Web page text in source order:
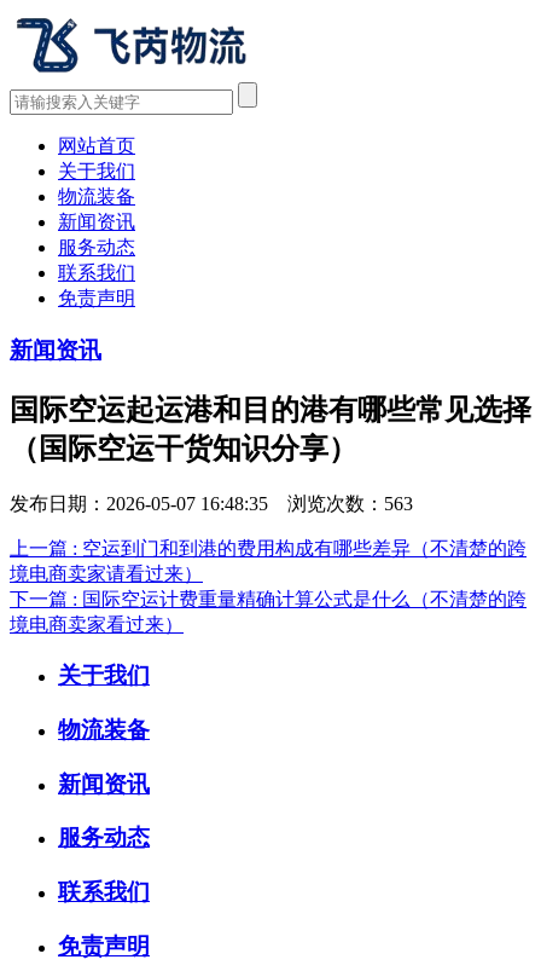
网站首页
关于我们
物流装备
新闻资讯
服务动态
联系我们
免责声明
新闻资讯
国际空运起运港和目的港有哪些常见选择
（国际空运干货知识分享）
发布日期：2026-05-07 16:48:35 浏览次数： 563
上一篇 : 空运到门和到港的费用构成有哪些差异（不清楚的跨
境电商卖家请看过来）
下一篇 : 国际空运计费重量精确计算公式是什么（不清楚的跨
境电商卖家看过来）
关于我们
物流装备
新闻资讯
服务动态
联系我们
免责声明